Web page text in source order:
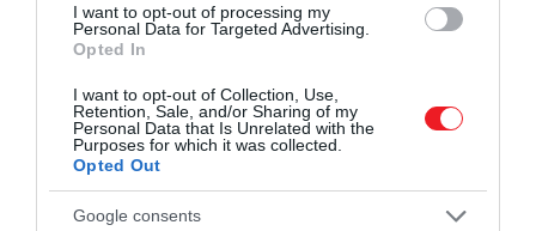
I want to opt-out of processing my
Personal Data for Targeted Advertising.
Opted In
I want to opt-out of Collection, Use,
Retention, Sale, and/or Sharing of my
Personal Data that Is Unrelated with the
Purposes for which it was collected.
Opted Out
Google consents